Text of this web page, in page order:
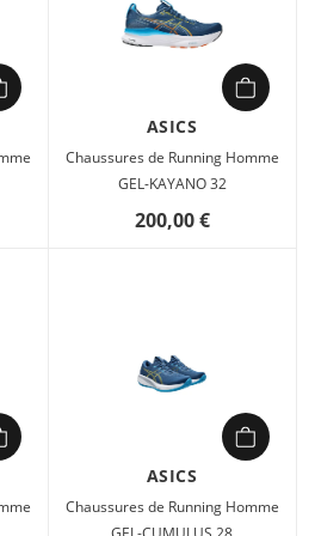
ASICS
Chaussures de Running Homme
GEL-KAYANO 32
200,00 €
ASICS
Chaussures de Running Homme